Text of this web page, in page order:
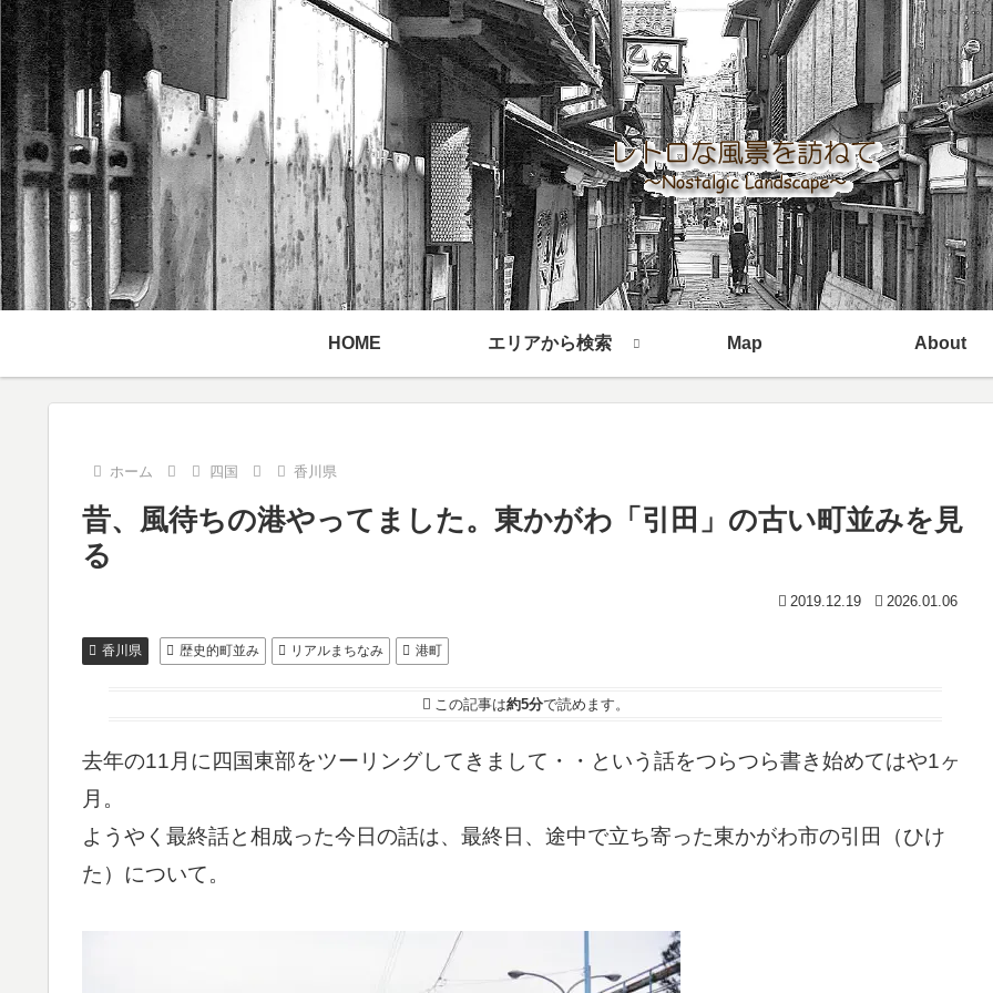
HOME エリアから検索 Map About
ホーム 四国 香川県
昔、風待ちの港やってました。東かがわ「引田」の古い町並みを見
る
2019.12.19 2026.01.06
香川県 歴史的町並み リアルまちなみ 港町
この記事は約5分で読めます。
去年の11月に四国東部をツーリングしてきまして・・という話をつらつら書き始めてはや1ヶ
月。
ようやく最終話と相成った今日の話は、最終日、途中で立ち寄った東かがわ市の引田（ひけ
た）について。